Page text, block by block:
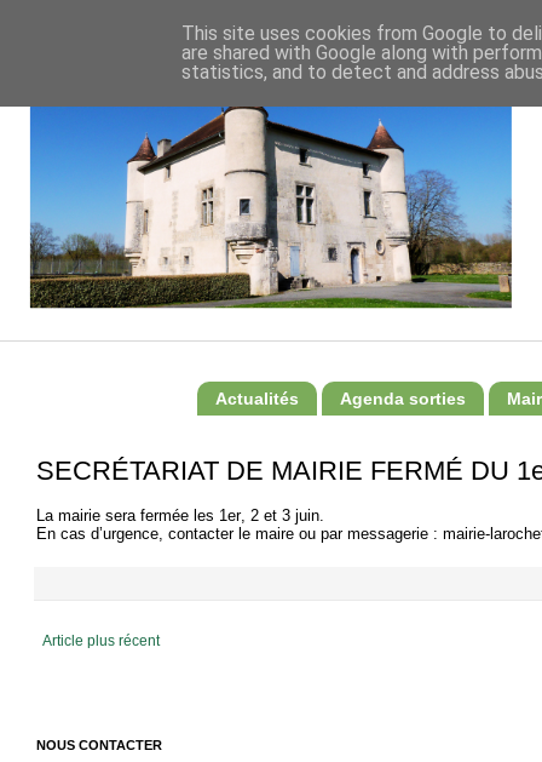
Actualités Agenda sorties
SECRÉTARIAT DE MAIRIE FERMÉ DU
La mairie sera fermée les 1er, 2 et 3 juin.
En cas d’urgence, contacter le maire ou par messagerie : mairie-
Article plus récent
NOUS CONTACTER
This site uses cookies from Google to
are shared with Google along with
statistics, and to detect and address